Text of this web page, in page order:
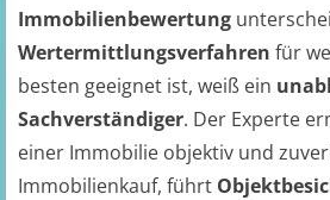
Immobilienbewertung
Wertermittlungsverfahren für
besten geeignet ist, weiß ein
Sachverständiger. Der Experte
einer Immobilie objektiv und
Immobilienkauf, führt